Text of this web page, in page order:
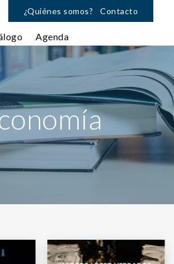
¿Quiénes somos? Contacto
Agenda